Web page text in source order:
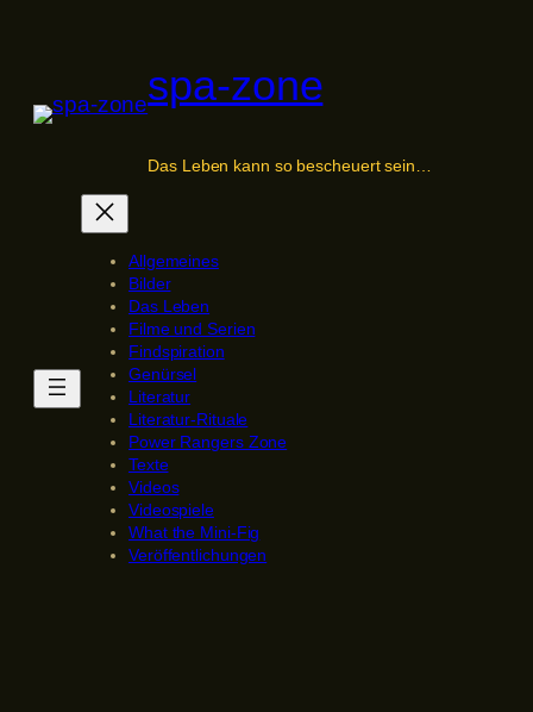
spa-zone
Das Leben kann so bescheuert sein…
Allgemeines
Bilder
Das Leben
Filme und Serien
Findspiration
Genürsel
Literatur
Literatur-Rituale
Power Rangers Zone
Texte
Videos
Videospiele
What the Mini-Fig
Veröffentlichungen